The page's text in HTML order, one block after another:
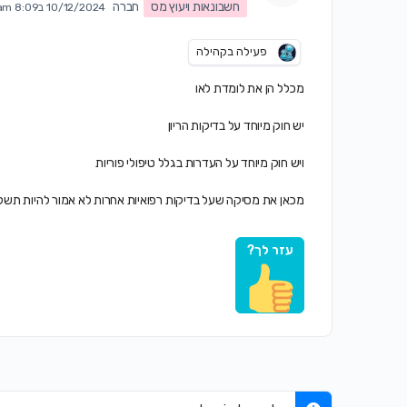
חשבונאות ויעוץ מס חברה 10/12/2024 ב8:09 am
פעילה בקהילה
מכלל הן את לומדת לאו
יש חוק מיוחד על בדיקות הריון
ויש חוק מיוחד על העדרות בגלל טיפולי פוריות
מכאן את מסיקה שעל בדיקות רפואיות אחרות לא אמור להיות
עזר לך?